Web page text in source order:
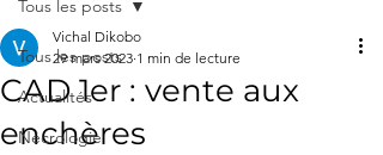
Tous les posts
Actualités
Nécrologie
Tous les posts
CAD 1er : vente aux
enchères
Vichal Dikobo
29 mars 2023 1 min de lecture